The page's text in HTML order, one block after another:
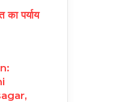
पर्याय